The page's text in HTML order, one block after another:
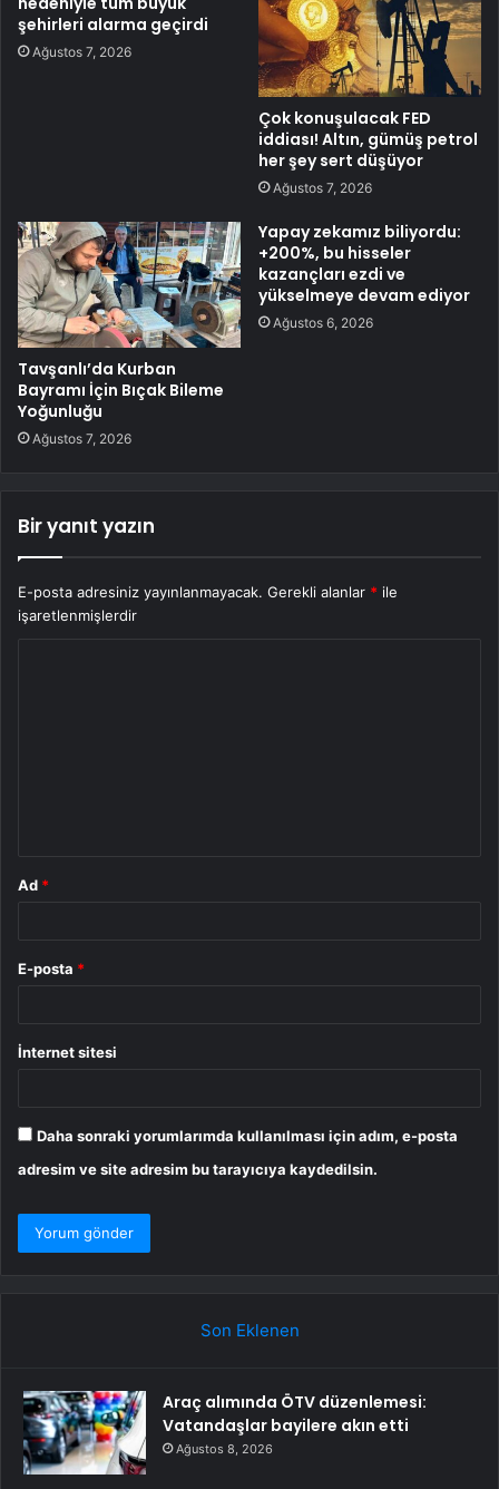
şehirleri alarma geçirdi
Ağustos 7, 2026
Çok konuşulacak FED
iddiası! Altın, gümüş petrol
her şey sert düşüyor
Ağustos 7, 2026
Tavşanlı’da Kurban
Bayramı İçin Bıçak Bileme
Yoğunluğu
Ağustos 7, 2026
Yapay zekamız biliyordu:
+200%, bu hisseler
kazançları ezdi ve
yükselmeye devam ediyor
Ağustos 6, 2026
Bir yanıt yazın
E-posta adresiniz yayınlanmayacak. Gerekli alanlar * ile
işaretlenmişlerdir
Ad *
E-posta *
İnternet sitesi
Daha sonraki yorumlarımda kullanılması için adım, e-posta
adresim ve site adresim bu tarayıcıya kaydedilsin.
Son Eklenen
Araç alımında ÖTV düzenlemesi:
Vatandaşlar bayilere akın etti
Ağustos 8, 2026